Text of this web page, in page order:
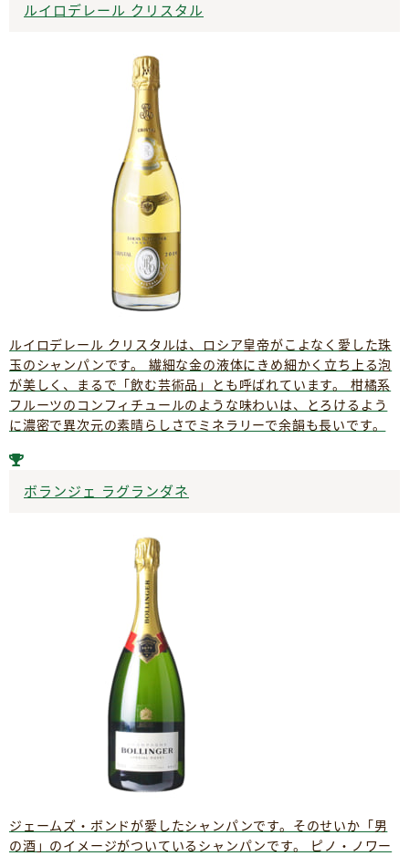
ルイロデレール クリスタル
ルイロデレール クリスタルは、ロシア皇帝がこよなく愛した珠
玉のシャンパンです。 繊細な金の液体にきめ細かく立ち上る泡
が美しく、まるで「飲む芸術品」とも呼ばれています。 柑橘系
フルーツのコンフィチュールのような味わいは、とろけるよう
に濃密で異次元の素晴らしさでミネラリーで余韻も長いです。
ボランジェ ラグランダネ
ジェームズ・ボンドが愛したシャンパンです。そのせいか「男
の酒」のイメージがついているシャンパンです。 ピノ・ノワー